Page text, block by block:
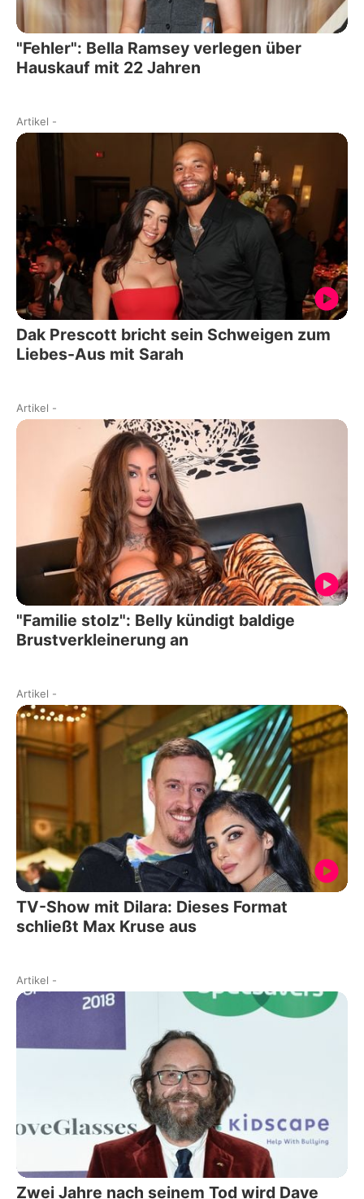
"Fehler": Bella Ramsey verlegen über
Hauskauf mit 22 Jahren
Artikel -
Dak Prescott bricht sein Schweigen zum
Liebes-Aus mit Sarah
Artikel -
"Familie stolz": Belly kündigt baldige
Brustverkleinerung an
Artikel -
TV-Show mit Dilara: Dieses Format
schließt Max Kruse aus
Artikel -
Zwei Jahre nach seinem Tod wird Dave